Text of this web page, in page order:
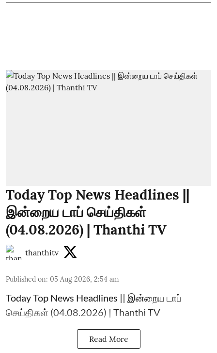
Today Top News Headlines ||
இன்றைய டாப் செய்திகள்
(04.08.2026) | Thanthi TV
thanthitv
Published on: 05 Aug 2026, 2:54 am
Today Top News Headlines || இன்றைய டாப்
செய்திகள் (04.08.2026) | Thanthi TV
Read More